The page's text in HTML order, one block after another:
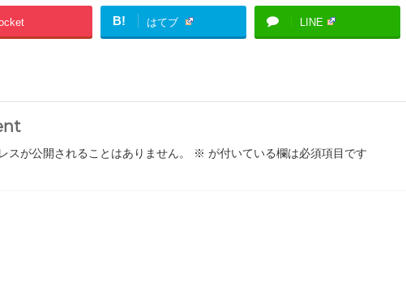
B! はてブ LINE
スが公開されることはありません。 ※ が付いている欄は必須項目です